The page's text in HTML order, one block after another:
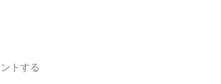
トする